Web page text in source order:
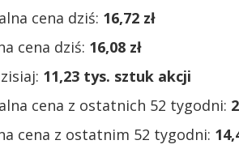
cena dziś: 16,72 zł
cena dziś: 16,08 zł
11,23 tys. sztuk akcji
cena z ostatnich 52 tygodni:
cena z ostatnim 52 tygodni: